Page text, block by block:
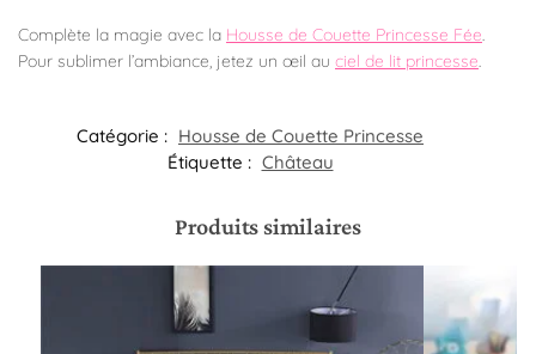
Complète la magie avec la Housse de Couette Princesse Fée.
Pour sublimer l’ambiance, jetez un œil au ciel de lit princesse.
Catégorie : Housse de Couette Princesse
Étiquette : Château
Produits similaires